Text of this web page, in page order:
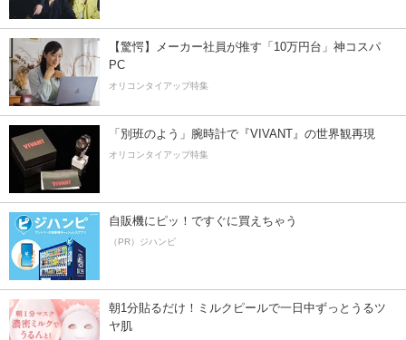
【驚愕】メーカー社員が推す「10万円台」神コスパ
PC
オリコンタイアップ特集
「別班のよう」腕時計で『VIVANT』の世界観再現
オリコンタイアップ特集
自販機にピッ！ですぐに買えちゃう
（PR）ジハンピ
朝1分貼るだけ！ミルクピールで一日中ずっとうるツ
ヤ肌